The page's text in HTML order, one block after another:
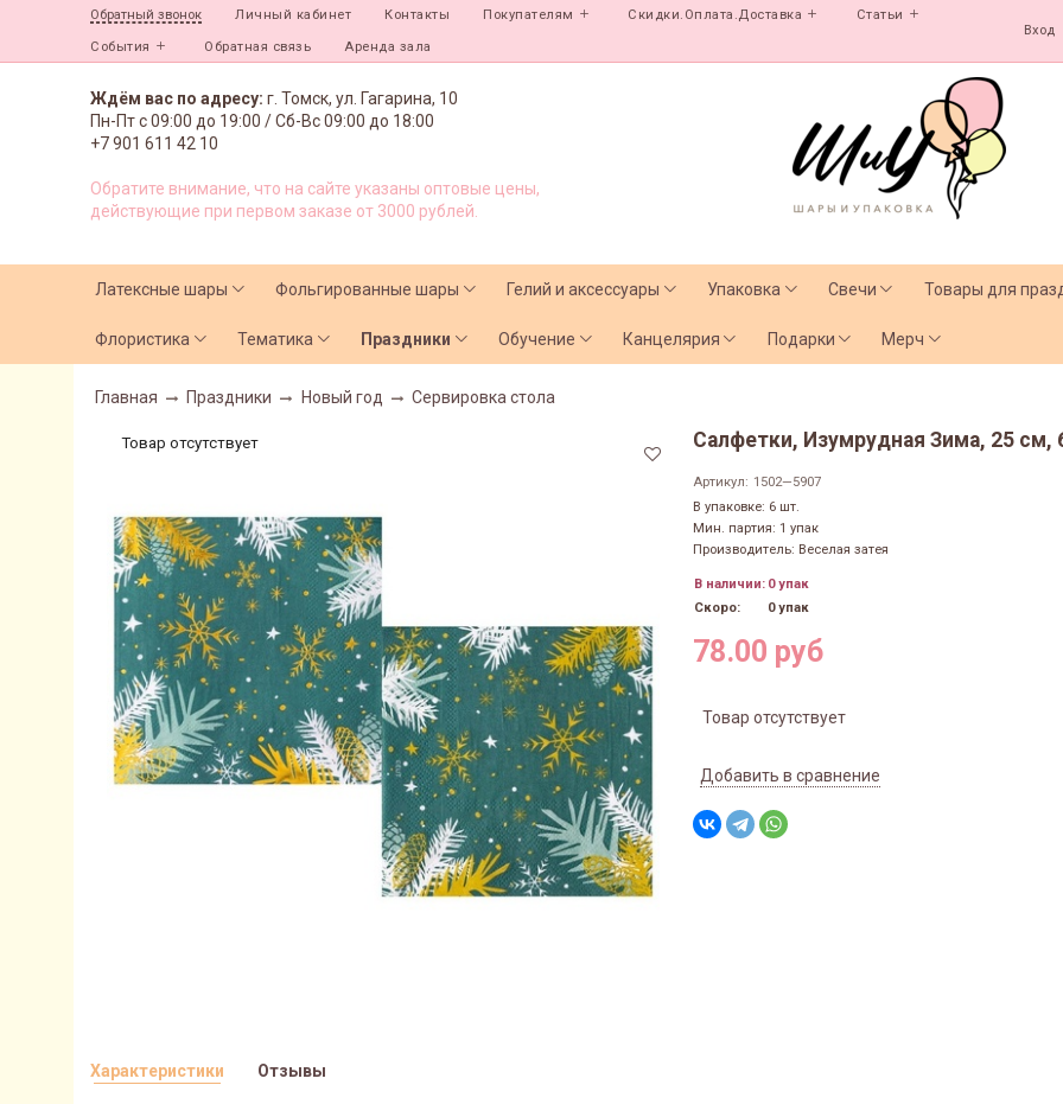
Обратный звонок Личный кабинет Контакты Покупателям Скидки.Оплата.Доставка Статьи
События Обратная связь Аренда зала
Вход
Ждём вас по адресу: г. Томск, ул. Гагарина, 10
Пн-Пт с09:00 до 19:00 /Сб-Вс 09:00 до 18:00
+7 901 611 42 10
Обратите внимание, что на сайте указаны оптовые цены,
действующие при первом заказе от 3000 рублей.
Латексные шары Фольгированные шары Гелий и аксессуары Упаковка Свечи Товары для
Флористика Тематика Праздники Обучение Канцелярия Подарки Мерч
Главная Праздники Новый год Сервировка стола
Товар отсутствует Салфетки, Изумрудная Зима, 25 см,
Артикул: 1502—5907
В упаковке: 6 шт.
Мин. партия: 1 упак
Производитель: Веселая затея
В наличии: 0 упак
Скоро:
0 упак
78.00 руб
Товар отсутствует
Добавить в сравнение
Характеристики Отзывы